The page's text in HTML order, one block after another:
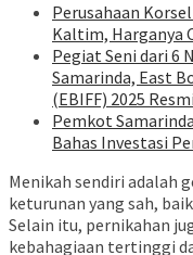
Perusahaan
Kaltim, Harganya
Pegiat Seni dari 6
Samarinda, East
(EBIFF) 2025
Pemkot
Bahas Investasi
Menikah sendiri adalah
keturunan yang sah,
Selain itu, pernikahan
kebahagiaan tertinggi